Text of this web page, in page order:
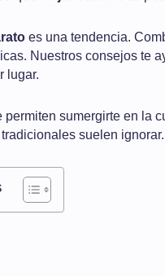
es una tendencia.
Nuestros consejos te
lugar.
permiten sumergirte en la
suelen ignorar.